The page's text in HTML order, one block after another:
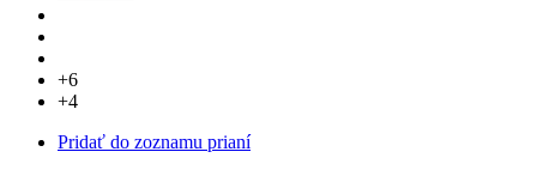
+6
+4
Pridať do zoznamu prianí